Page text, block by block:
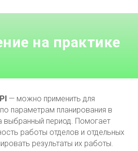
на практике
— можно применить для
параметрам планирования в
выбранный период. Помогает
работы отделов и отдельных
результаты их работы.